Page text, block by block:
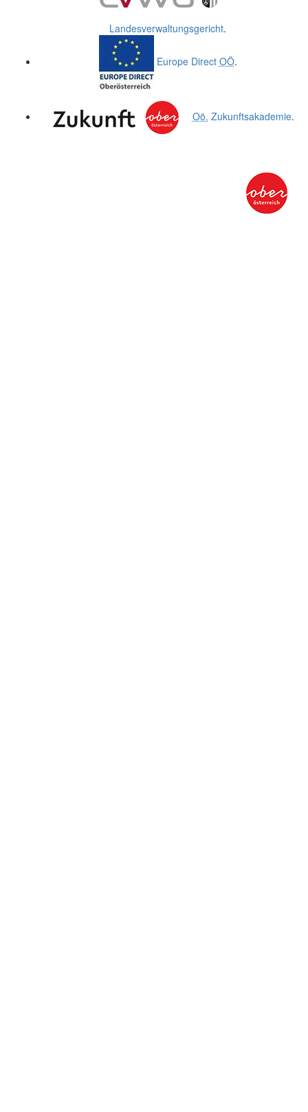
Landesverwaltungsgericht.
Europe Direct OÖ.
Oö. Zukunftsakademie.